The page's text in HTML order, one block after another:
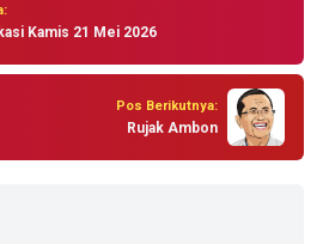
Kamis 21 Mei 2026
Pos Berikutnya:
Rujak Ambon